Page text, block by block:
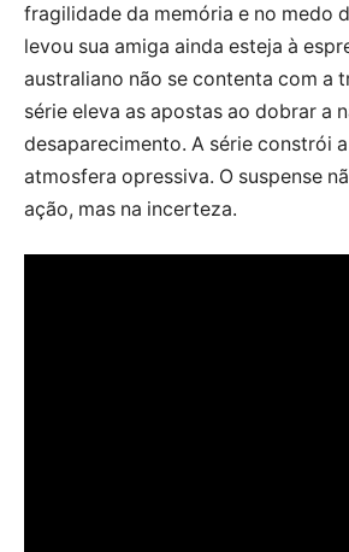
fragilidade da memória e no medo
levou sua amiga ainda esteja à
australiano não se contenta com a
série eleva as apostas ao dobrar a
desaparecimento. A série constrói
atmosfera opressiva. O suspense
ação, mas na incerteza.